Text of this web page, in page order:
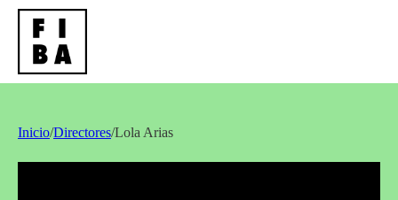
Inicio/Directores/Lola Arias